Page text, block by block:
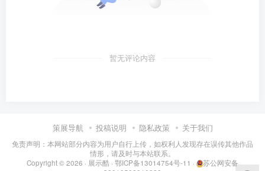
暂无评论内容
策展导航 投稿说明 隐私政策 关于我们
免责声明：本网站部分内容为用户自行上传，如权利人发现存在误传其他作品
情形，请及时与本站联系。
Copyright © 2026 · 展示酷· 鄂ICP备13014754号-11 ·
苏公网安备